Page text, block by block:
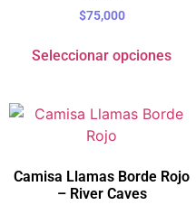
$75,000
Seleccionar opciones
Camisa Llamas Borde Rojo
– River Caves